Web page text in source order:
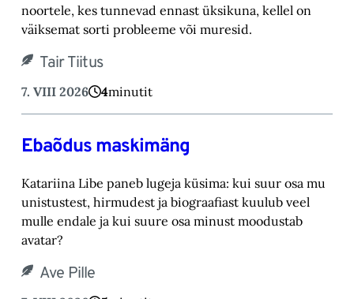
noortele, kes tunnevad ennast üksikuna, ‎kellel on
väiksemat sorti probleeme või muresid.‎
Tair Tiitus
7. VIII 2026 4minutit
Ebaõdus maskimäng
Katariina Libe paneb lugeja küsima: kui suur osa mu
unistustest, hirmudest ja biograafiast ‎kuulub veel
mulle endale ja kui suure osa minust moodustab
avatar? ‎
Ave Pille